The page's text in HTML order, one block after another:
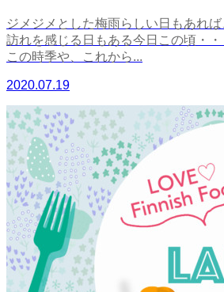
ジメジメとした梅雨らしい日もあれ
訪れを感じる日もある今日この頃・
この時季や、これから...
2020.07.19